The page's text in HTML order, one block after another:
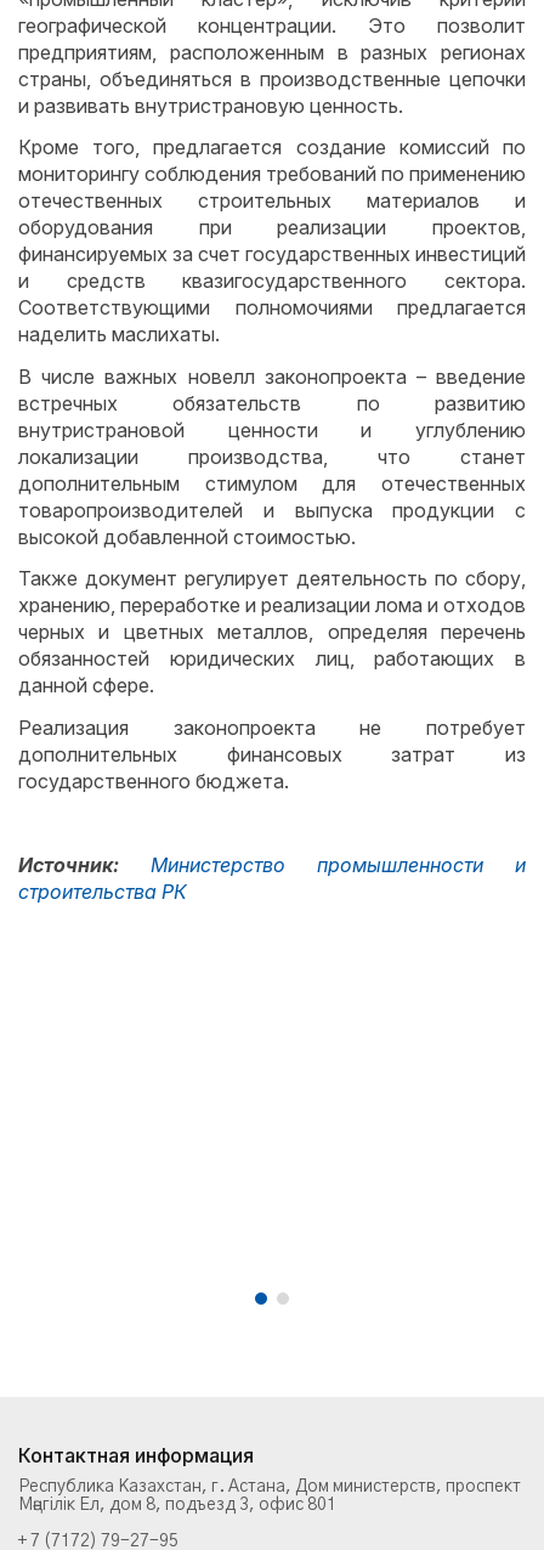
географической концентрации. Это позволит
предприятиям, расположенным в разных регионах
страны, объединяться в производственные цепочки
и развивать внутристрановую ценность.
Кроме того, предлагается создание комиссий по
мониторингу соблюдения требований по применению
отечественных строительных материалов и
оборудования при реализации проектов,
финансируемых за счет государственных инвестиций
и средств квазигосударственного сектора.
Соответствующими полномочиями предлагается
наделить маслихаты.
В числе важных новелл законопроекта – введение
встречных обязательств по развитию
внутристрановой ценности и углублению
локализации производства, что станет
дополнительным стимулом для отечественных
товаропроизводителей и выпуска продукции с
высокой добавленной стоимостью.
Также документ регулирует деятельность по сбору,
хранению, переработке и реализации лома и отходов
черных и цветных металлов, определяя перечень
обязанностей юридических лиц, работающих в
данной сфере.
Реализация законопроекта не потребует
дополнительных финансовых затрат из
государственного бюджета.
Источник:
Министерство промышленности и
строительства РК
Контактная информация
Республика Казахстан, г. Астана, Дом министерств, проспект
Мәңгілік Ел, дом 8, подъезд 3, офис 801
+ 7 (7172) 79-27-95